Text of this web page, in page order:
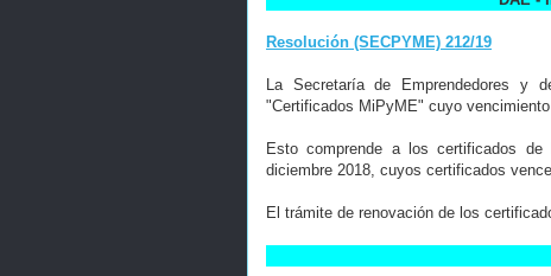
Resolución (SECPYME) 212/19
La Secretaría de Emprendedores y
"Certificados MiPyME" cuyo
Esto comprende a los certificados
diciembre 2018, cuyos certificados
El trámite de renovación de los